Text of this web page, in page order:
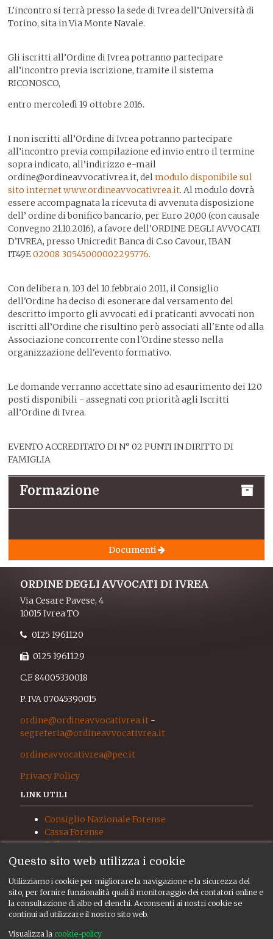
L’incontro si terrà presso la sede di Ivrea dell’Università di
Torino, sita in Via Monte Navale.
Gli iscritti all’Ordine di Ivrea potranno partecipare
all’incontro previa iscrizione, tramite il sistema
RICONOSCO,
entro mercoledì 19 ottobre 2016.
I non iscritti all’Ordine di Ivrea potranno partecipare
all’incontro previa compilazione ed invio entro il termine
sopra indicato, all’indirizzo e-mail
ordine@ordineavvocativrea.it, delmodulo disponibile sul
sito internet www.ordineavvocativrea.it. Al modulo dovrà
essere accompagnata la ricevuta di avvenuta disposizione
dell’ ordine di bonifico bancario, per Euro 20,00 (con causale
Convegno 21.10.2016), a favore dell’ORDINE DEGLI AVVOCATI
D’IVREA, presso Unicredit Banca di C.so Cavour, IBAN
IT49E02008 30545000002295776.
Con delibera n. 103 del 10 febbraio 2011, il Consiglio
dell'Ordine ha deciso di esonerare dal versamento del
descritto importo gli avvocati ed i praticanti avvocati non
iscritti all’Ordine che risultino però associati all'Ente od alla
Associazione concorrente con l'Ordine stesso nella
organizzazione dell'evento formativo.
Le domande verranno accettate sino ad esaurimento dei 120
posti disponibili - assegnati con priorità agli Iscritti
all’Ordine di Ivrea.
EVENTO ACCREDITATO DI N° 02 PUNTI IN DIRITTO DI
FAMIGLIA
Formazione
Documenti
ORDINE DEGLI AVVOCATI DI IVREA
Via Cesare Pavese, 4
10015 Ivrea TO
0125 1961120
0125 1961129
C.F. 84005330018
P. IVA 07045390015
ordine@ordineavvocativrea.it -
segreteria@ordineavvocativrea.it
ordineavvocativrea@pec.it
Privacy Policy
LINK UTILI
Consiglio Nazionale Forense
Cassa Forense
Tribunale Ivrea
Procura Ivrea
UNEP
RISORSE
Questo sito web utilizza i cookie
Utilizziamo i cookie per migliorare la navigazione e la sicurezza del
sito, per fornire funzionalità quali il monitoraggio dei contatori online e
la consultazione di albo ed elenchi. Acconsenti ai nostri cookie se
continui ad utilizzare il nostro sito web.
Visualizza la cookie-policy